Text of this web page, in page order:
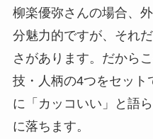
柳楽優弥さんの場合、
分魅力的ですが、それ
さがあります。だから
技・人柄の4つをセット
に「カッコいい」と語
に落ちます。